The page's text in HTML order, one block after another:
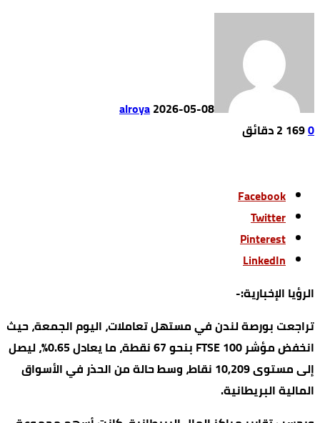
alroya2026-05-08
0
169 2 ‫دقائق‬
Facebook
Twitter
Pinterest
LinkedIn
الرؤيا الإخبارية:-
تراجعت بورصة لندن في مستهل تعاملات، اليوم الجمعة، حيث
انخفض مؤشر FTSE 100 بنحو 67 نقطة، ما يعادل 0.65%، ليصل
إلى مستوى 10,209 نقاط، وسط حالة من الحذر في الأسواق
المالية البريطانية.